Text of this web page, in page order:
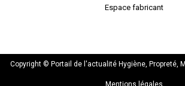
Espace fabricant
Copyright © Portail de l'actualité Hygiène, Propreté,